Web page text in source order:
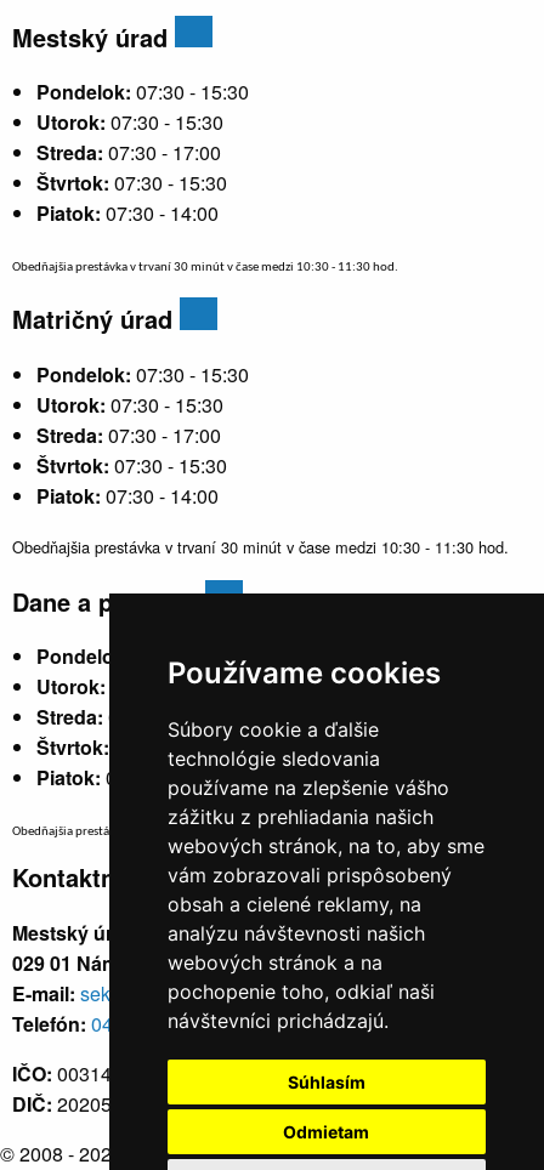
Používame cookies
Súbory cookie a ďalšie
technológie sledovania
používame na zlepšenie vášho
zážitku z prehliadania našich
webových stránok, na to, aby sme
vám zobrazovali prispôsobený
obsah a cielené reklamy, na
analýzu návštevnosti našich
webových stránok a na
pochopenie toho, odkiaľ naši
návštevníci prichádzajú.
Súhlasím
Odmietam
Mestský úrad
Pondelok: 07:30 - 15:30
Utorok: 07:30 - 15:30
Streda: 07:30 - 17:00
Štvrtok: 07:30 - 15:30
Piatok: 07:30 - 14:00
Obedňajšia prestávka v trvaní 30 minút v čase medzi 10:30 - 11:30 hod.
Matričný úrad
Pondelok: 07:30 - 15:30
Utorok: 07:30 - 15:30
Streda: 07:30 - 17:00
Štvrtok: 07:30 - 15:30
Piatok: 07:30 - 14:00
Obedňajšia prestávka v trvaní 30 minút v čase medzi 10:30 - 11:30 hod.
Dane a poplatky
Pondelok:
07:30 - 15:30
Utorok:
nestránkový
Streda: 07:30 - 17:00
Štvrtok:
nestránkový
Piatok: 07:30 - 14:00
Obedňajšia prestávka v trvaní 30 minút v čase medzi 10:30 - 11:30 hod.
Kontaktné údaje
Mestský úrad, Cyrila a Metoda 329/6,
029 01 Námestovo
E-mail: sekretariat@namestovo.sk
Telefón: 043 5504711
IČO: 00314676
DIČ: 2020571707
© 2008 - 2026
Námestovo.sk